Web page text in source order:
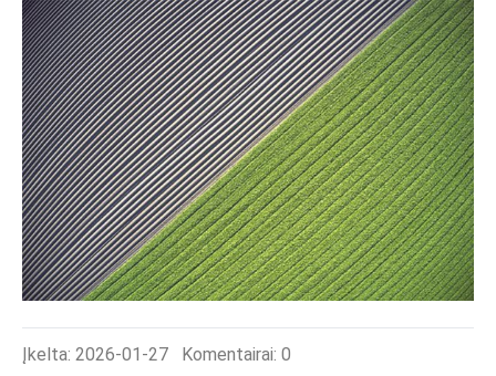
Įkelta: 2026-01-27 Komentairai: 0